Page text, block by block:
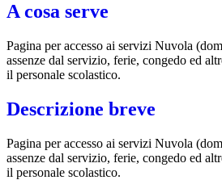
A cosa serve
Pagina per accesso ai servizi Nuvola
assenze dal servizio, ferie, congedo ed
il personale scolastico.
Descrizione breve
Pagina per accesso ai servizi Nuvola
assenze dal servizio, ferie, congedo ed
il personale scolastico.